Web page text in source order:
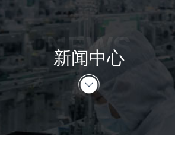
NEWS
新闻中心